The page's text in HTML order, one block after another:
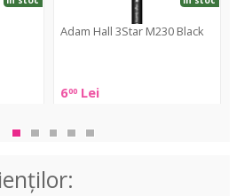
Adam Hall 3Star M230 Black
600 Lei
Hall
Black